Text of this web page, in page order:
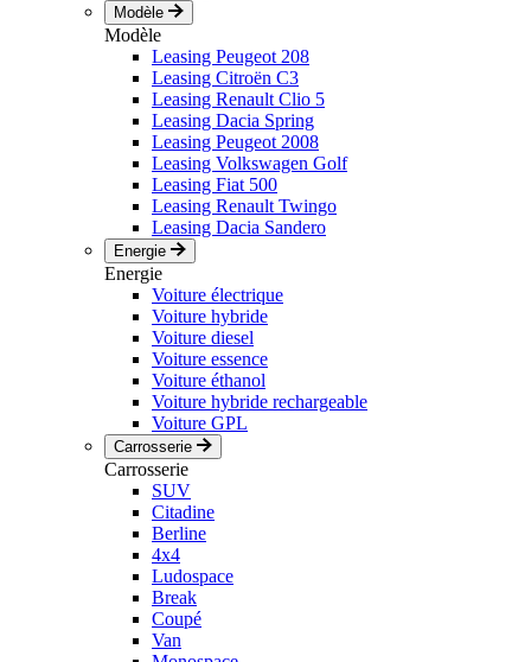
Modèle
Modèle
Leasing Peugeot 208
Leasing Citroën C3
Leasing Renault Clio 5
Leasing Dacia Spring
Leasing Peugeot 2008
Leasing Volkswagen Golf
Leasing Fiat 500
Leasing Renault Twingo
Leasing Dacia Sandero
Energie
Energie
Voiture électrique
Voiture hybride
Voiture diesel
Voiture essence
Voiture éthanol
Voiture hybride rechargeable
Voiture GPL
Carrosserie
Carrosserie
SUV
Citadine
Berline
4x4
Ludospace
Break
Coupé
Van